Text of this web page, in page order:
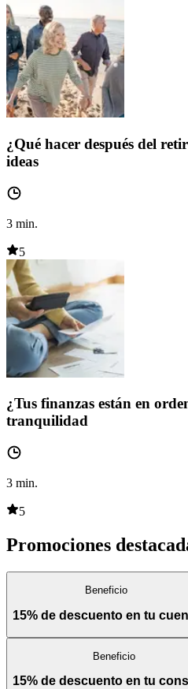
¿Qué hacer después del
ideas
3 min.
5
¿Tus finanzas están en
tranquilidad
3 min.
5
Promociones
Beneficio
15% de descuento en tu
Beneficio
15% de descuento en tu